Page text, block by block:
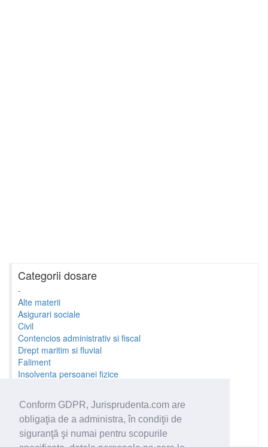
Conform GDPR, Jurisprudenta.com are
obligaţia de a administra, în condiţii de
siguranţă şi numai pentru scopurile
Categorii dosare
-
Alte materii
Asigurari sociale
Civil
Contencios administrativ si fiscal
Drept maritim si fluvial
Faliment
Insolventa persoanei fizice
Minori si familie
Penal
Proprietate Intelectuala